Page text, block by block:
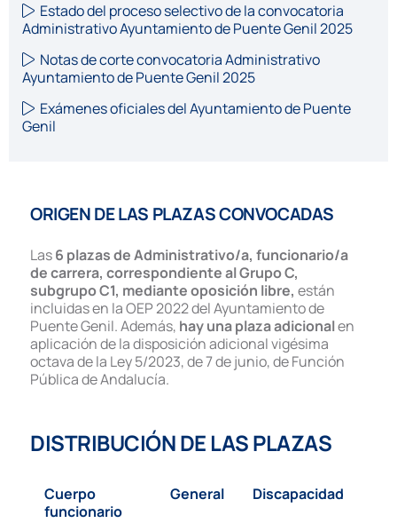
Estado del proceso selectivo de la convocatoria
Administrativo Ayuntamiento de Puente Genil 2025
Notas de corte convocatoria Administrativo
Ayuntamiento de Puente Genil 2025
Exámenes oficiales del Ayuntamiento de Puente
Genil
ORIGEN DE LAS PLAZAS CONVOCADAS
Las6 plazasde Administrativo/a, funcionario/a
de carrera, correspondiente al Grupo C,
subgrupo C1, mediante oposición libre, están
incluidas en la OEP 2022 del Ayuntamiento de
Puente Genil. Además, hay una plaza adicionalen
aplicación de la disposición adicional vigésima
octava de la Ley 5/2023, de 7 de junio, de Función
Pública de Andalucía.
DISTRIBUCIÓN DE LAS PLAZAS
Cuerpo
funcionario
General Discapacidad